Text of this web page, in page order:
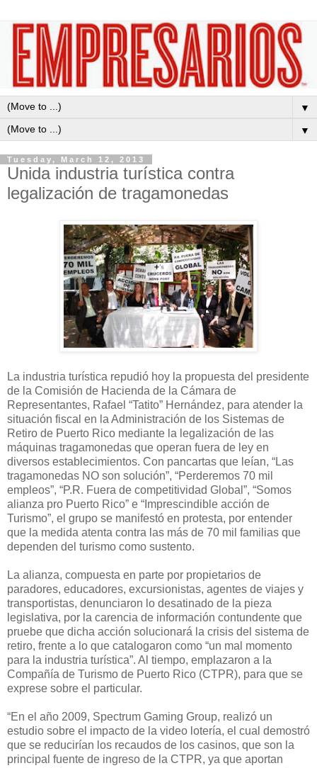
▼
▼
Tuesday, March 12, 2013
Unida industria turística contra
legalización de tragamonedas
La industria turística repudió hoy la propuesta del presidente
de la Comisión de Hacienda de la Cámara de
Representantes, Rafael “Tatito” Hernández, para atender la
situación fiscal en la Administración de los Sistemas de
Retiro de Puerto Rico mediante la legalización de las
máquinas tragamonedas que operan fuera de ley en
diversos establecimientos. Con pancartas que leían, “Las
tragamonedas NO son solución”, “Perderemos 70 mil
empleos”, “P.R. Fuera de competitividad Global”, “Somos
alianza pro Puerto Rico” e “Imprescindible acción de
Turismo”, el grupo se manifestó en protesta, por entender
que la medida atenta contra las más de 70 mil familias que
dependen del turismo como sustento.
La alianza, compuesta en parte por propietarios de
paradores, educadores, excursionistas, agentes de viajes y
transportistas, denunciaron lo desatinado de la pieza
legislativa, por la carencia de información contundente que
pruebe que dicha acción solucionará la crisis del sistema de
retiro, frente a lo que catalogaron como “un mal momento
para la industria turística”. Al tiempo, emplazaron a la
Compañía de Turismo de Puerto Rico (CTPR), para que se
exprese sobre el particular.
“En el año 2009, Spectrum Gaming Group, realizó un
estudio sobre el impacto de la video lotería, el cual demostró
que se reducirían los recaudos de los casinos, que son la
principal fuente de ingreso de la CTPR, ya que aportan